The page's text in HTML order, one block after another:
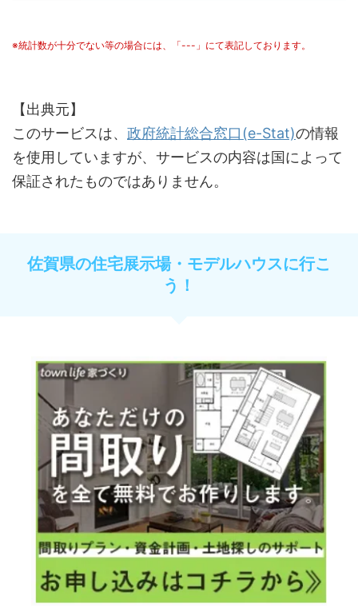
※統計数が十分でない等の場合には、「---」にて表記しております。
【出典元】
このサービスは、 政府統計総合窓口(e-Stat)の情報
を使用していますが、サービスの内容は国によって
保証されたものではありません。
佐賀県の住宅展示場・モデルハウスに行こ
う！